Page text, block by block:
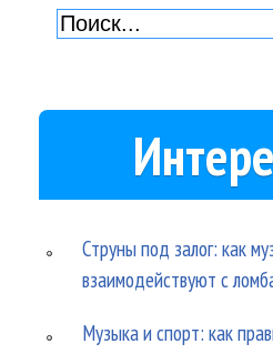
Струны под залог: как
взаимодействуют с
Музыка и спорт: как